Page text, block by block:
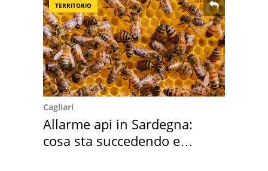
TERRITORIO
Cagliari
Allarme api in Sardegna:
cosa sta succedendo e